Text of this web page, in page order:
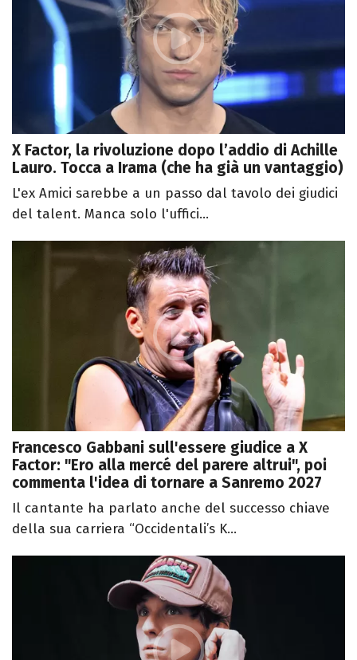
X Factor, la rivoluzione dopo l’addio di Achille
Lauro. Tocca a Irama (che ha già un vantaggio)
L'ex Amici sarebbe a un passo dal tavolo dei giudici
del talent. Manca solo l'uffici...
Francesco Gabbani sull'essere giudice a X
Factor: "Ero alla mercé del parere altrui", poi
commenta l'idea di tornare a Sanremo 2027
Il cantante ha parlato anche del successo chiave
della sua carriera “Occidentali’s K...